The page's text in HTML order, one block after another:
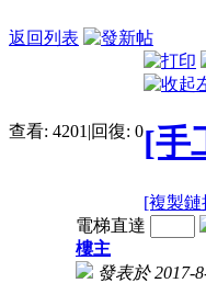
返回列表
查看: 4201 |回復: 0[手
[複製鏈
電梯直達
樓主
發表於 2017-